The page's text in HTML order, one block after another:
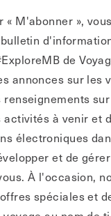
« M'abonner »,
de
annonces sur les
activités à venir et
électroniques
et de
À l'occasion,
spéciales et